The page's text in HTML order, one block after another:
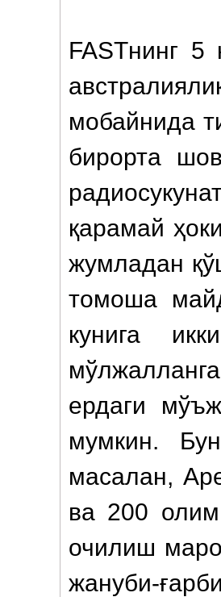
FASTнинг 5
мобайнида
бирорта
қарамай
жумладан
томоша
кунига
ердаги
мумкин.
масалан,
ва 200 олим
очилиш
жануби-